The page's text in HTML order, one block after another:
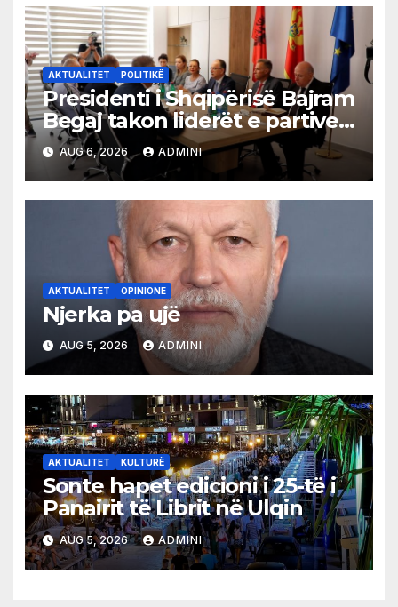
AKTUALITET POLITIKË
Presidenti i Shqipërisë Bajram
Begaj takon liderët e partive
shqiptare në Ulqin
AUG 6, 2026 ADMINI
AKTUALITET OPINIONE
Njerka pa ujë
AUG 5, 2026 ADMINI
AKTUALITET KULTURË
Sonte hapet edicioni i 25-të i
Panairit të Librit në Ulqin
AUG 5, 2026 ADMINI